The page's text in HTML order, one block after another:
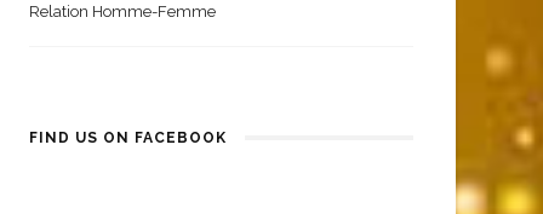
Relation Homme-Femme
FIND US ON FACEBOOK